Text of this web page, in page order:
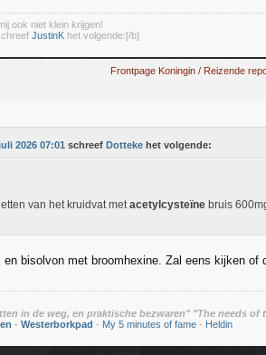
ook niet klein krijgen!
JustinK het volgende:[/b]
Frontpage Koningin / Reizende
2026 07:01 schreef Dotteke het volgende:
van het kruidvat metacetylcysteïne bruis
en bisolvon met broomhexine. Zal eens kijken of
in de weg, en praktische bezwaren" "The needs
- Westerborkpad - My 5 minutes of fame - Heldin